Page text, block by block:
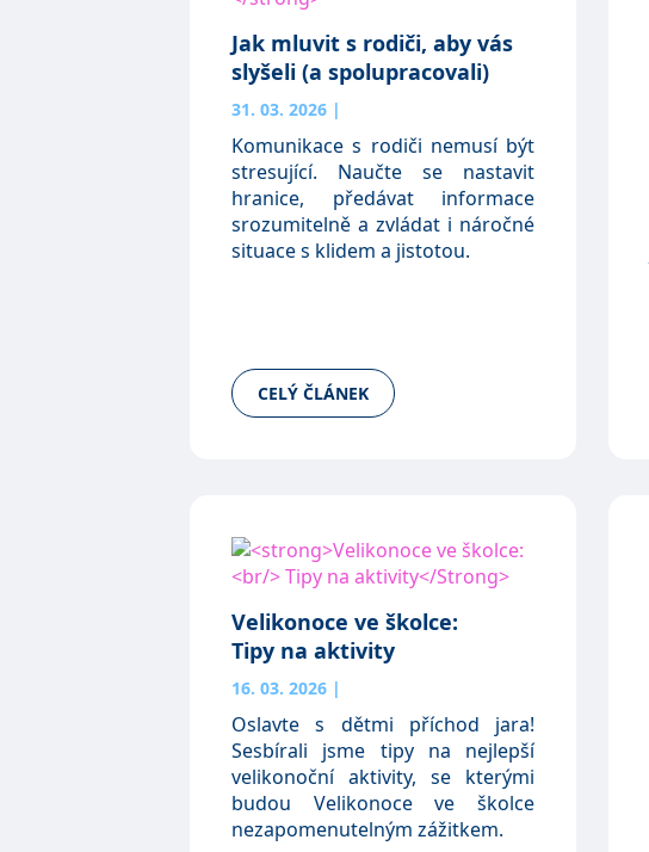
Jak mluvit s rodiči, aby vás
slyšeli (a spolupracovali)
31. 03. 2026 |
Komunikace s rodiči nemusí být
stresující. Naučte se nastavit
hranice, předávat informace
srozumitelně a zvládat i náročné
situace s klidem a jistotou.
CELÝ ČLÁNEK
Velikonoce ve školce:
Tipy na aktivity
16. 03. 2026 |
Oslavte s dětmi příchod jara!
Sesbírali jsme tipy na nejlepší
velikonoční aktivity, se kterými
budou Velikonoce ve školce
nezapomenutelným zážitkem.